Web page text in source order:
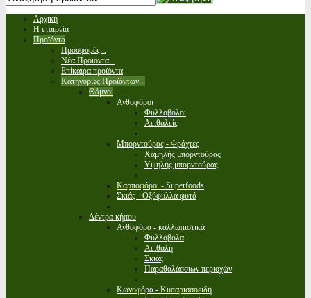
Αρχική
Η εταιρεία
Προϊόντα
Προσφορές...
Νέα Προϊόντα...
Επίκαιρα προϊόντα
Κατηγορίες Προϊόντων...
Θάμνοι
Ανθοφόροι
Φυλλοβόλοι
Αειθαλείς
Μπορντούρας - Φράχτες
Χαμηλής μπορντούρας
Υψηλής μπορντούρας
Καρποφόροι - Superfoods
Σκιάς - Οξύφυλλα φυτά
Δέντρα κήπου
Ανθοφόρα - καλλωπιστικά
Φυλλοβόλα
Αειθαλή
Σκιάς
Παραθαλάσσιων περιοχών
Κωνοφόρα - Κυπαρισσοειδή